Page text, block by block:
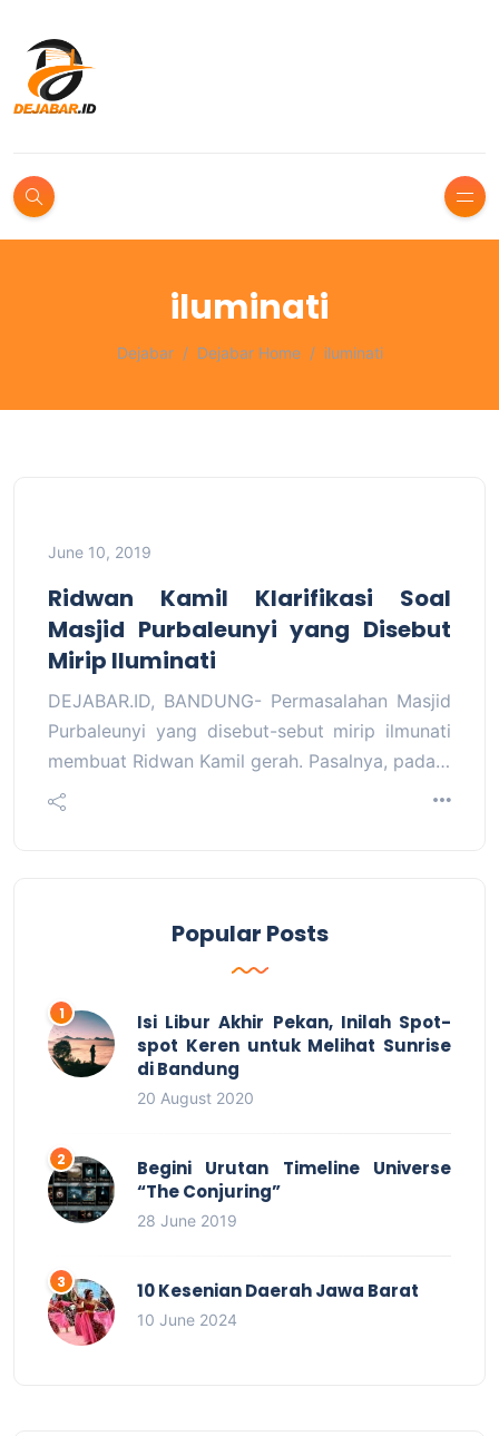
iluminati
Dejabar Dejabar Home iluminati
June 10, 2019
Ridwan Kamil Klarifikasi Soal
Masjid Purbaleunyi yang Disebut
Mirip Iluminati
DEJABAR.ID, BANDUNG- Permasalahan Masjid
Purbaleunyi yang disebut-sebut mirip ilmunati
membuat Ridwan Kamil gerah. Pasalnya, pada…
Popular Posts
Isi Libur Akhir Pekan, Inilah Spot-
spot Keren untuk Melihat Sunrise
di Bandung
20 August 2020
Begini Urutan Timeline Universe
“The Conjuring”
28 June 2019
10 Kesenian Daerah Jawa Barat
10 June 2024